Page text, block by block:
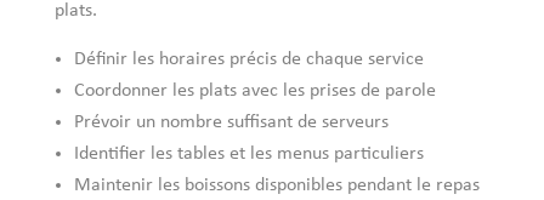
plats.
Définir les horaires précis de chaque service
Coordonner les plats avec les prises de parole
Prévoir un nombre suffisant de serveurs
Identifier les tables et les menus particuliers
Maintenir les boissons disponibles pendant le repas